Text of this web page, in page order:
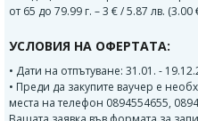
от 65 до 79.99 г. – 3 € / 5.87 лв.
УСЛОВИЯ НА ОФЕРТАТА:
• Дати на отпътуване: 31.01. -
• Преди да закупите ваучер е
места на телефон 0894554655,